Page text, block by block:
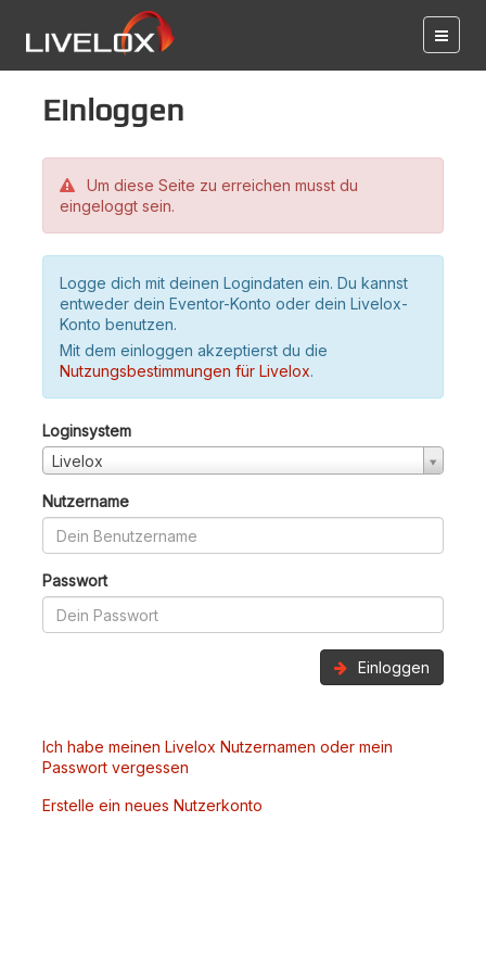
Einloggen
Um diese Seite zu erreichen musst du
eingeloggt sein.
Logge dich mit deinen Logindaten ein. Du kannst
entweder dein Eventor-Konto oder dein Livelox-
Konto benutzen.
Mit dem einloggen akzeptierst du die
Nutzungsbestimmungen für Livelox.
Loginsystem
Livelox
Nutzername
Passwort
Einloggen
Ich habe meinen Livelox Nutzernamen oder mein
Passwort vergessen
Erstelle ein neues Nutzerkonto